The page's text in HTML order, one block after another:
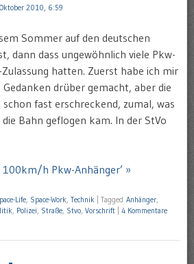
2010, 6:59
Sommer auf den deutschen
dann dass ungewöhnlich viele Pkw-
hatten. Zuerst habe ich mir
drüber gemacht, aber die
fast erschreckend, zumal, was
Bahn geflogen kam. In der StVo
100km/h Pkw-Anhänger’ »
Life Space-Work Technik Tagged Anhänger
Polizei Straße Stvo Vorschrift 4 Kommentare